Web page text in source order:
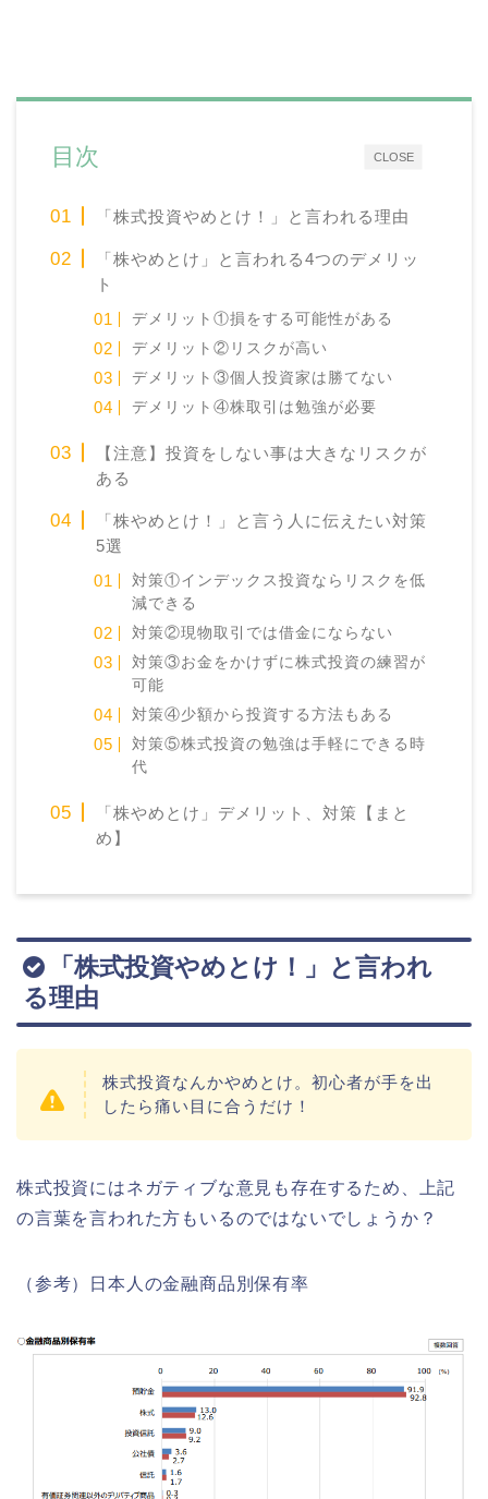
CLOSE
目次
「株式投資やめとけ！」と言われる理由
「株やめとけ」と言われる4つのデメリッ
ト
デメリット①損をする可能性がある
デメリット②リスクが高い
デメリット③個人投資家は勝てない
デメリット④株取引は勉強が必要
【注意】投資をしない事は大きなリスクが
ある
「株やめとけ！」と言う人に伝えたい対策
5選
対策①インデックス投資ならリスクを低
減できる
対策②現物取引では借金にならない
対策③お金をかけずに株式投資の練習が
可能
対策④少額から投資する方法もある
対策⑤株式投資の勉強は手軽にできる時
代
「株やめとけ」デメリット、対策【まと
め】
「株式投資やめとけ！」と言われ
る理由
株式投資なんかやめとけ。初心者が手を出
したら痛い目に合うだけ！
株式投資にはネガティブな意見も存在するため、上記
の言葉を言われた方もいるのではないでしょうか？
（参考）日本人の金融商品別保有率